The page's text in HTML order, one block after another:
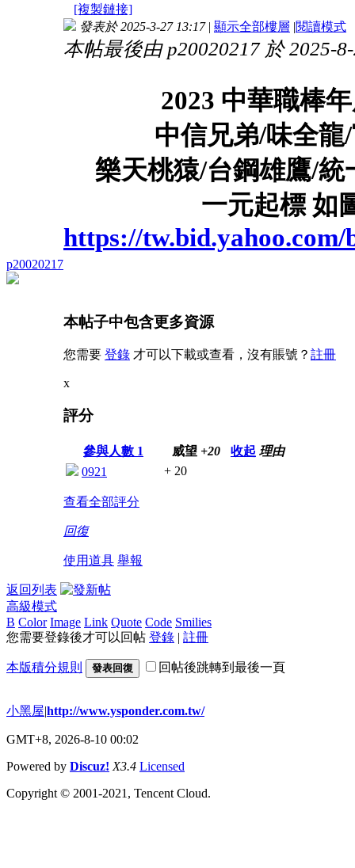
[複製鏈接]
p20020217
發表於 2025-3-27 13:17 | 顯示全部樓層 |閱讀模式
本帖最後由 p20020217 於 2025-
2023 中華職棒
中信兄弟/味全龍
樂天桃猿/台鋼雄鷹/
一元起標 如
https://tw.bid.yahoo.com/
本帖子中包含更多資源
您需要 登錄 才可以下載或查看，沒有賬號？ 註冊
x
評分
參與人數 1 威望 +20 收起 理由
0921
+ 20
查看全部評分
回復
使用道具 舉報
返回列表
高級模式
B Color Image Link Quote Code Smilies
您需要登錄後才可以回帖 登錄 | 註冊
本版積分規則 發表回復 回帖後跳轉到最後一頁
小黑屋|http://www.ysponder.com.tw/
GMT+8, 2026-8-10 00:02
Powered by Discuz! X3.4 Licensed
Copyright © 2001-2021, Tencent Cloud.